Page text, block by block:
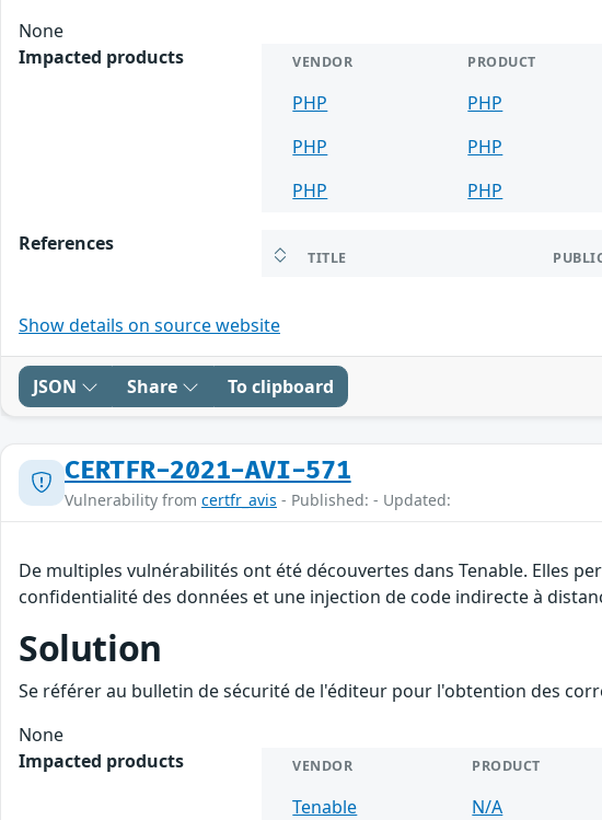
None
Impacted products
VENDOR PRODUCT
PHP PHP
PHP
PHP
PHP
PHP
References
TITLE
Show details on source website
JSON Share To clipboard
CERTFR-2021-AVI-571
Vulnerability from certfr_avis - Published: - Updated:
De multiples vulnérabilités ont été découvertes dans Tenable. Elles
confidentialité des données et une injection de code indirecte à
Solution
Se référer au bulletin de sécurité de l'éditeur pour l'obtention des
None
Impacted products
VENDOR PRODUCT
Tenable N/A